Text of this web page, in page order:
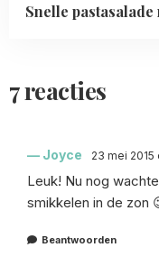
Snelle
7 reacties
Joyce 23 mei 2015
Leuk! Nu nog
smikkelen in de zon
Beantwoorden